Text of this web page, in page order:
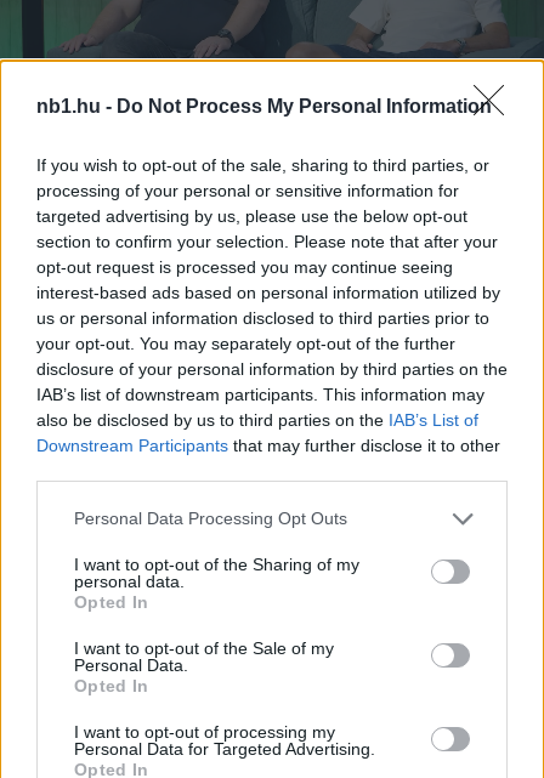
nb1.hu - Do Not Process My Personal Information
If you wish to opt-out of the sale, sharing to third parties, or
processing of your personal or sensitive information for
targeted advertising by us, please use the below opt-out
section to confirm your selection. Please note that after your
opt-out request is processed you may continue seeing
interest-based ads based on personal information utilized by
us or personal information disclosed to third parties prior to
your opt-out. You may separately opt-out of the further
disclosure of your personal information by third parties on the
IAB’s list of downstream participants. This information may
also be disclosed by us to third parties on the IAB’s List of
Downstream Participants that may further disclose it to other
Please note that this website/app uses one or more Google
not limited to your visit or usage behaviour. You may click to
grant or deny consent to Google and its third-party tags to
use your data for below specified purposes in below Google
consent section.
Personal Data Processing Opt Outs
I want to opt-out of the Sharing of my
personal data.
Opted In
I want to opt-out of the Sale of my
Personal Data.
Opted In
I want to opt-out of processing my
Personal Data for Targeted Advertising.
Opted In
UnmuteLoaded:
Szöveg forrása: twitter.com/HerthaBSC
Megosztás:
KAPCSOLÓDÓ HÍREK
Hírek